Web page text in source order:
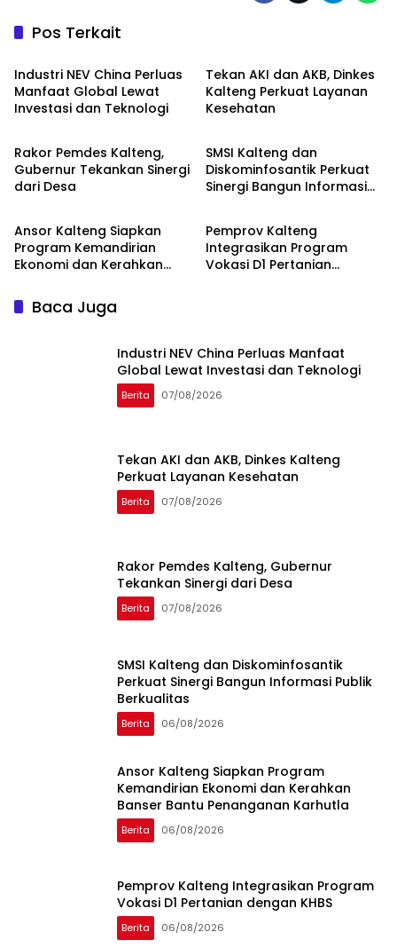
Pos Terkait
Berita
Industri NEV China Perluas
Manfaat Global Lewat
Investasi dan Teknologi
Tekan AKI dan AKB, Dinkes
Kalteng Perkuat Layanan
Kesehatan
Berita
Rakor Pemdes Kalteng,
Gubernur Tekankan Sinergi
dari Desa
Berita
SMSI Kalteng dan
Diskominfosantik Perkuat
Sinergi Bangun Informasi
Berita
Ansor Kalteng Siapkan
Program Kemandirian
Ekonomi dan Kerahkan
Karhutla
Berita
Pemprov Kalteng
Integrasikan Program
Vokasi D1 Pertanian
Baca Juga
Industri NEV China Perluas Manfaat
Global Lewat Investasi dan Teknologi
Berita 07/08/2026
Tekan AKI dan AKB, Dinkes Kalteng
Perkuat Layanan Kesehatan
Berita 07/08/2026
Rakor Pemdes Kalteng, Gubernur
Tekankan Sinergi dari Desa
Berita 07/08/2026
SMSI Kalteng dan Diskominfosantik
Perkuat Sinergi Bangun Informasi Publik
Berkualitas
Berita 06/08/2026
Ansor Kalteng Siapkan Program
Kemandirian Ekonomi dan Kerahkan
Banser Bantu Penanganan Karhutla
Berita 06/08/2026
Pemprov Kalteng Integrasikan Program
Vokasi D1 Pertanian dengan KHBS
Berita 06/08/2026